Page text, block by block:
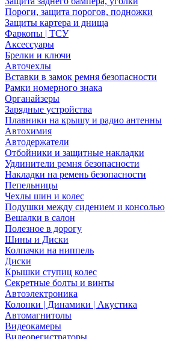
Пороги, защита порогов, подножки
Защиты картера и днища
Фаркопы | ТСУ
Аксессуары
Брелки и ключи
Авточехлы
Вставки в замок ремня безопасности
Рамки номерного знака
Органайзеры
Зарядные устройства
Плавники на крышу и радио антенны
Автохимия
Автодержатели
Отбойники и защитные накладки
Удлинители ремня безопасности
Накладки на ремень безопасности
Пепельницы
Чехлы шин и колес
Подушки между сидением и консолью
Вешалки в салон
Полезное в дорогу
Шины и Диски
Колпачки на ниппель
Диски
Крышки ступиц колес
Секретные болты и винты
Автоэлектроника
Колонки | Динамики | Акустика
Автомагнитолы
Видеокамеры
Видеорегистраторы